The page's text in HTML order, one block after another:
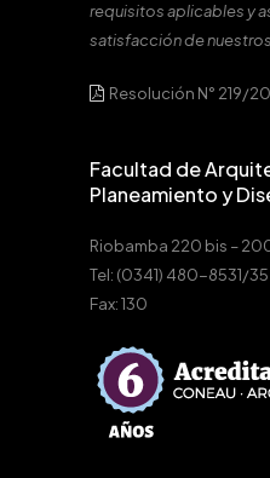
requisitos aplicables y
satisfacción de
Resolución N° 219/
Facultad de
Planeamiento y
Riobamba 220 bis –
Tel: (0341) 480-8531/35
Fax: 130